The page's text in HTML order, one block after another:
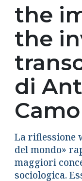
the
the
di
La riflessione
del mondo»
maggiori
sociologica.